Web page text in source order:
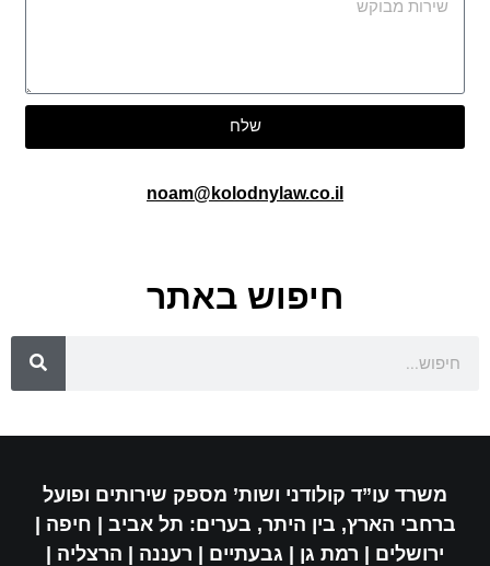
שלח
noam@kolodnylaw.co.il
חיפוש באתר
משרד עו”ד קולודני ושות’ מספק שירותים ופועל
ברחבי הארץ, בין היתר, בערים: תל אביב | חיפה |
ירושלים | רמת גן | גבעתיים | רעננה | הרצליה |